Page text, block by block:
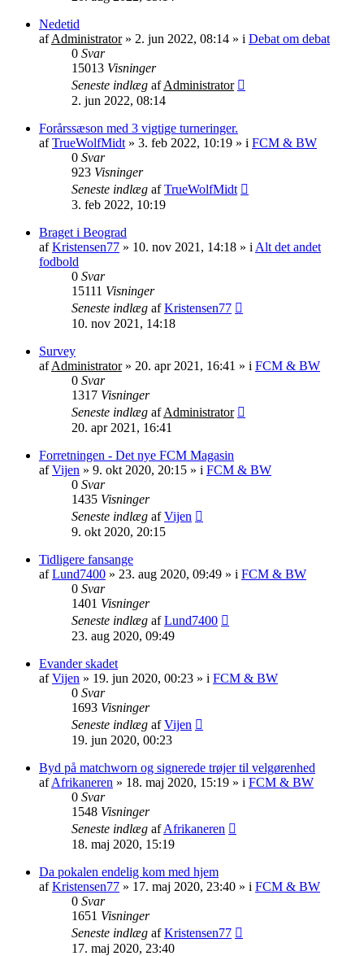
Nedetid
afAdministrator» 2. jun 2022, 08:14 » i Debat om debat
0 Svar
15013 Visninger
Seneste indlæg afAdministrator
2. jun 2022, 08:14
Forårssæson med 3 vigtige turneringer.
afTrueWolfMidt » 3. feb 2022, 10:19 » i FCM & BW
0 Svar
923 Visninger
Seneste indlæg afTrueWolfMidt
3. feb 2022, 10:19
Braget i Beograd
afKristensen77 » 10. nov 2021, 14:18 » i Alt det andet
fodbold
0 Svar
15111 Visninger
Seneste indlæg afKristensen77
10. nov 2021, 14:18
Survey
afAdministrator» 20. apr 2021, 16:41 » i FCM & BW
0 Svar
1317 Visninger
Seneste indlæg afAdministrator
20. apr 2021, 16:41
Forretningen - Det nye FCM Magasin
afVijen » 9. okt 2020, 20:15 » i FCM & BW
0 Svar
1435 Visninger
Seneste indlæg afVijen
9. okt 2020, 20:15
Tidligere fansange
afLund7400 » 23. aug 2020, 09:49 » i FCM & BW
0 Svar
1401 Visninger
Seneste indlæg afLund7400
23. aug 2020, 09:49
Evander skadet
afVijen » 19. jun 2020, 00:23 » i FCM & BW
0 Svar
1693 Visninger
Seneste indlæg afVijen
19. jun 2020, 00:23
Byd på matchworn og signerede trøjer til velgørenhed
afAfrikaneren » 18. maj 2020, 15:19 » i FCM & BW
0 Svar
1548 Visninger
Seneste indlæg afAfrikaneren
18. maj 2020, 15:19
Da pokalen endelig kom med hjem
afKristensen77 » 17. maj 2020, 23:40 » i FCM & BW
0 Svar
1651 Visninger
Seneste indlæg afKristensen77
17. maj 2020, 23:40